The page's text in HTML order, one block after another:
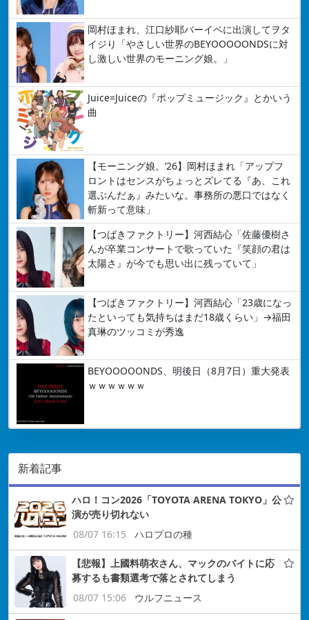
岡村ほまれ、江口紗耶バーイベに出演してヲタ
イジり「やさしい世界のBEYOOOOONDSに対
し激しい世界のモーニング娘。」
Juice=Juiceの『ポップミュージック』とかいう
曲
【モーニング娘。’26】岡村ほまれ「アップフ
ロントはセンスがちょっとズレてる『あ、これ
選ぶんだぁ』みたいな。事務所の悪口ではなく
斬新って意味」
【つばきファクトリー】河西結心「佐藤優樹さ
んが卒業コンサートで歌っていた『笑顔の君は
太陽さ』が今でも思い出に残っていて」
【つばきファクトリー】河西結心「23歳になっ
たといっても気持ちはまだ18歳くらい」→福田
真琳のツッコミが秀逸
BEYOOOOONDS、明後日（8月7日）重大発表
ｗｗｗｗｗｗ
新着記事
ハロ！コン2026「TOYOTA ARENA TOKYO」公
演が売り切れない
08/07 16:15
ハロプロの種
【悲報】上國料萌衣さん、マックのバイトに応
募するも書類選考で落とされてしまう
08/07 15:06
ウルフニュース